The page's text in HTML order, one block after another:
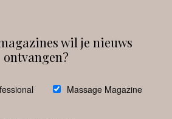
wil je nieuws
ontvangen?
Massage Magazine